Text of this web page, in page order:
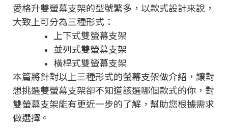
愛格升雙螢幕支架的型號繁多，以款式設計來說，
大致上可分為三種形式：
上下式雙螢幕支架
並列式雙螢幕支架
橫桿式雙螢幕支架
本篇將針對以上三種形式的螢幕支架做介紹，讓對
想挑選雙螢幕支架卻不知道該選哪個款式的你，對
雙螢幕支架能有更近一步的了解，幫助您根據需求
做選擇。